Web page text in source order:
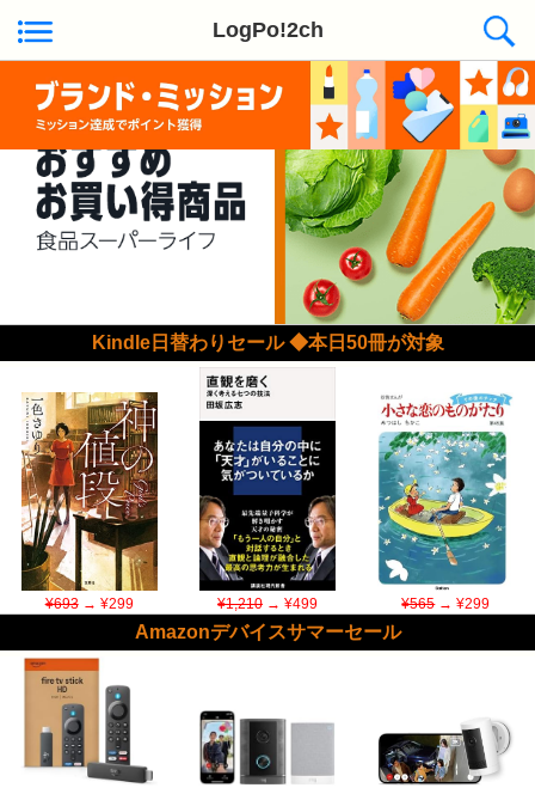
LogPo!2ch
Kindle日替わりセール ◆本日50冊が対象
¥693→ ¥299 ¥1,210→ ¥499 ¥565→ ¥299
Amazonデバイスサマーセール